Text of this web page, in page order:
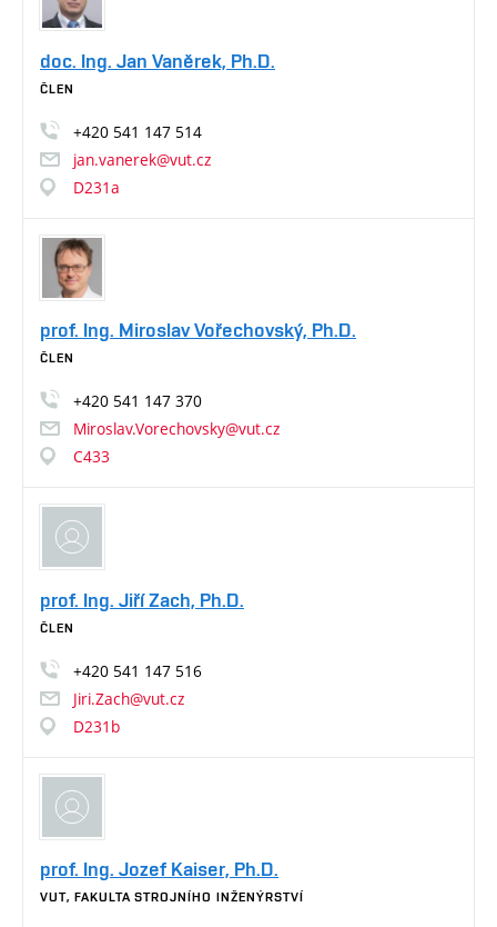
doc. Ing. Jan Vaněrek, Ph.D.
ČLEN
+420 541 147 514
jan.vanerek@vut.cz
D231a
prof. Ing. Miroslav Vořechovský, Ph.D.
ČLEN
+420 541 147 370
Miroslav.Vorechovsky@vut.cz
C433
prof. Ing. Jiří Zach, Ph.D.
ČLEN
+420 541 147 516
Jiri.Zach@vut.cz
D231b
prof. Ing. Jozef Kaiser, Ph.D.
VUT, FAKULTA STROJNÍHO INŽENÝRSTVÍ